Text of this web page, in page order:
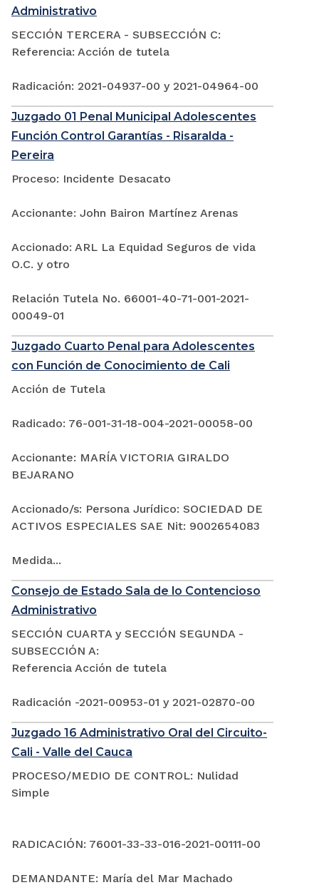
Administrativo
SECCIÓN TERCERA - SUBSECCIÓN C:
Referencia: Acción de tutela
Radicación: 2021-04937-00 y 2021-04964-00
Juzgado 01 Penal Municipal Adolescentes
Función Control Garantías - Risaralda -
Pereira
Proceso: Incidente Desacato
Accionante: John Bairon Martínez Arenas
Accionado: ARL La Equidad Seguros de vida
O.C. y otro
Relación Tutela No. 66001-40-71-001-2021-
00049-01
Juzgado Cuarto Penal para Adolescentes
con Función de Conocimiento de Cali
Acción de Tutela
Radicado: 76-001-31-18-004-2021-00058-00
Accionante: MARÍA VICTORIA GIRALDO
BEJARANO
Accionado/s: Persona Jurídico: SOCIEDAD DE
ACTIVOS ESPECIALES SAE Nit: 9002654083
Medida...
Consejo de Estado Sala de lo Contencioso
Administrativo
SECCIÓN CUARTA y SECCIÓN SEGUNDA -
SUBSECCIÓN A:
Referencia Acción de tutela
Radicación -2021-00953-01 y 2021-02870-00
Juzgado 16 Administrativo Oral del Circuito-
Cali - Valle del Cauca
PROCESO/MEDIO DE CONTROL: Nulidad
Simple
RADICACIÓN: 76001-33-33-016-2021-00111-00
DEMANDANTE: María del Mar Machado